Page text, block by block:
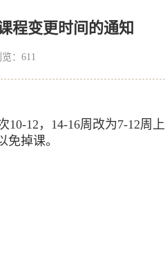
程变更时间的通知
：611
12，14-16周改为7-12周
掉课。